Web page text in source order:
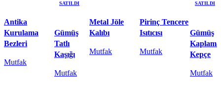
Antika
Kurulama
Bezleri
Mutfak
SATILDI
Gümüş
Tatlı
Kaşığı
Mutfak
Metal Jöle
Kalıbı
Mutfak
Pirinç Tencere
Isıtıcısı
Mutfak
SATILDI
Gümüş
Kaplama
Kepçe
Mutfak